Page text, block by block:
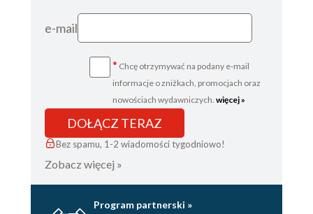
e-mail
* Chcę otrzymywać na podany e-mail
informacje o zniżkach, promocjach oraz
nowościach wydawniczych. więcej »
DOŁĄCZ TERAZ
Bez spamu, 1-2 wiadomości tygodniowo!
Zobacz więcej »
Program partnerski »